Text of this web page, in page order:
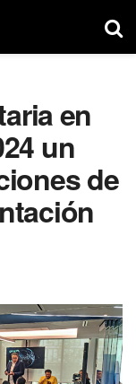
en
un
de